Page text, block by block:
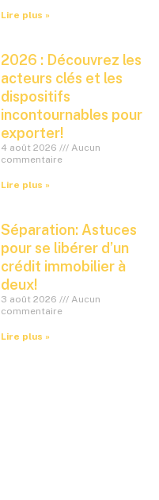
Lire plus »
2026 : Découvrez les
acteurs clés et les
dispositifs
incontournables pour
exporter!
4 août 2026
Aucun
commentaire
Lire plus »
Séparation: Astuces
pour se libérer d’un
crédit immobilier à
deux!
3 août 2026
Aucun
commentaire
Lire plus »